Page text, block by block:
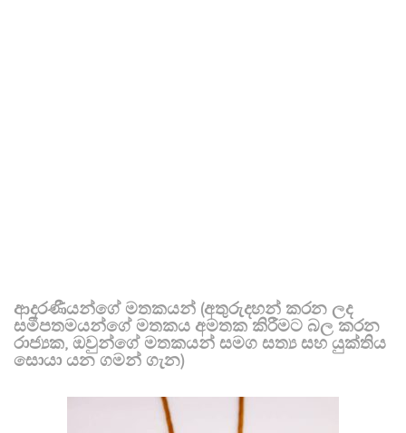
ආදරණීයන්ගේ මතකයන් (අතුරුදහන් කරන ලද
සමීපතමයන්ගේ මතකය අමතක කිරීමට බල කරන
රාජ්‍යක, ඔවුන්ගේ මතකයන් සමග සත්‍ය සහ යුක්තිය
සොයා යන ගමන් ගැන)